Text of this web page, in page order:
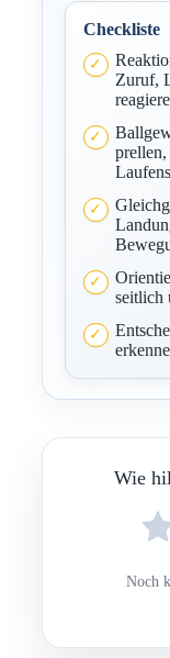
Checkliste
Zuruf,
prellen,
seitlich
Wie
Noch